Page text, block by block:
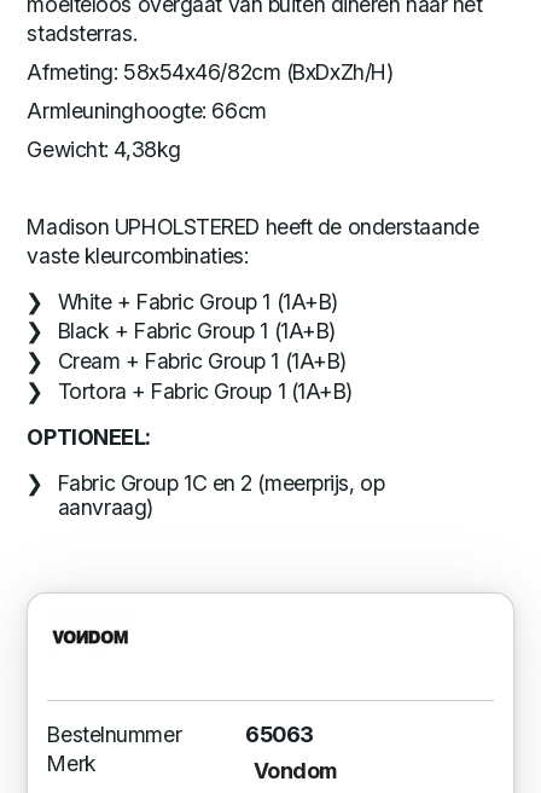
stadsterras.
Afmeting: 58x54x46/82cm (BxDxZh/H)
Armleuninghoogte: 66cm
Gewicht: 4,38kg
Madison UPHOLSTERED heeft de onderstaande
vaste kleurcombinaties:
White + Fabric Group 1 (1A+B)
Black + Fabric Group 1 (1A+B)
Cream + Fabric Group 1 (1A+B)
Tortora + Fabric Group 1 (1A+B)
OPTIONEEL:
Fabric Group 1C en 2 (meerprijs, op
aanvraag)
Bestelnummer
65063
Merk
Vondom